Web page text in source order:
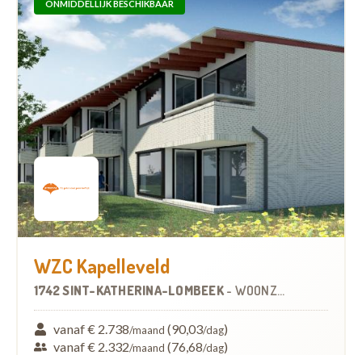
ONMIDDELLIJK BESCHIKBAAR
WZC Kapelleveld
1742 SINT-KATHERINA-LOMBEEK - WOONZORGCENTRUM (WZC)
vanaf € 2.738/maand (90,03/dag)
vanaf € 2.332/maand (76,68/dag)